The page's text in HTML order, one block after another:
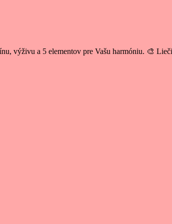
výživu a 5 elementov pre Vašu harmóniu. 🎨